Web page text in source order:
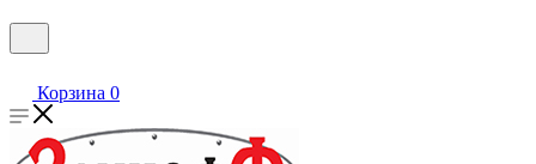
Корзина 0